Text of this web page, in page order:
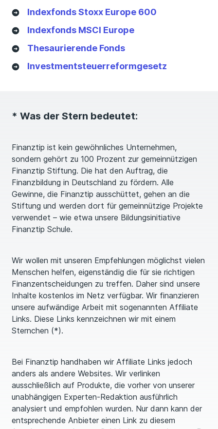
Indexfonds Stoxx Europe 600
Indexfonds MSCI Europe
Thesaurierende Fonds
Investmentsteuerreformgesetz
* Was der Stern bedeutet:
Finanztip ist kein gewöhnliches Unternehmen,
sondern gehört zu 100 Prozent zur gemeinnützigen
Finanztip Stiftung. Die hat den Auftrag, die
Finanzbildung in Deutschland zu fördern. Alle
Gewinne, die Finanztip ausschüttet, gehen an die
Stiftung und werden dort für gemeinnützige Projekte
verwendet – wie etwa unsere Bildungsinitiative
Finanztip Schule.
Wir wollen mit unseren Empfehlungen möglichst vielen
Menschen helfen, eigenständig die für sie richtigen
Finanzentscheidungen zu treffen. Daher sind unsere
Inhalte kostenlos im Netz verfügbar. Wir finanzieren
unsere aufwändige Arbeit mit sogenannten Affiliate
Links. Diese Links kennzeichnen wir mit einem
Sternchen (*).
Bei Finanztip handhaben wir Affiliate Links jedoch
anders als andere Websites. Wir verlinken
ausschließlich auf Produkte, die vorher von unserer
unabhängigen Experten-Redaktion ausführlich
analysiert und empfohlen wurden. Nur dann kann der
entsprechende Anbieter einen Link zu diesem